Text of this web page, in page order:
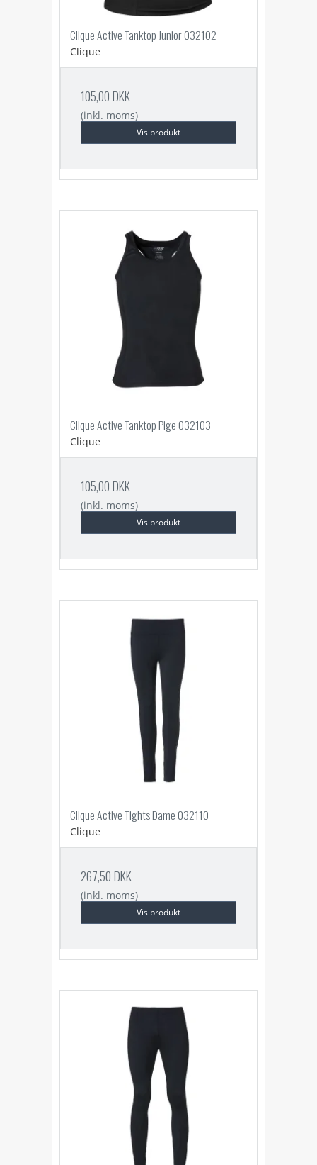
Clique Active Tanktop Junior 032102
Clique
105,00 DKK
(inkl. moms)
Vis produkt
Clique Active Tanktop Pige 032103
Clique
105,00 DKK
(inkl. moms)
Vis produkt
Clique Active Tights Dame 032110
Clique
267,50 DKK
(inkl. moms)
Vis produkt